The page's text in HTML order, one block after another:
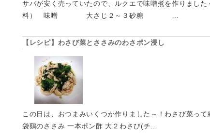
サバが安く売っていたので、ルクエで味噌煮を作りまし
料） 味噌 大さじ２～３砂糖 …
【レシピ】わさび菜とささみのわさポン浸し
この日は、おつまみいくつか作りました～！わさび菜っ
袋鷄のささみ 一本ポン酢 大２わさび(チ…